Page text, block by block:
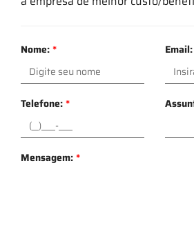
Nome:* Email:
Telefone:*
Mensagem:*